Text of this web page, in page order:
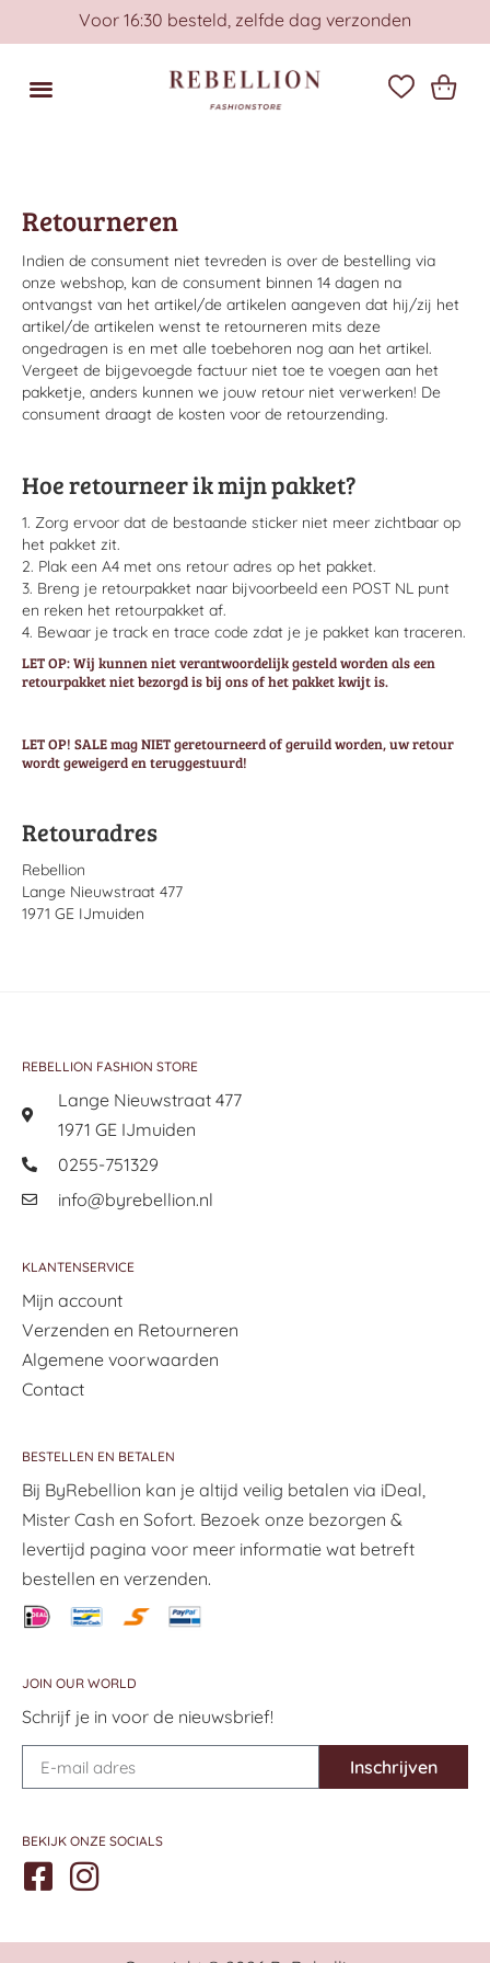
Voor 16:30 besteld, zelfde dag verzonden
Retourneren
Indien de consument niet tevreden is over de bestelling via
onze webshop, kan de consument binnen 14 dagen na
ontvangst van het artikel/de artikelen aangeven dat hij/zij het
artikel/de artikelen wenst te retourneren mits deze
ongedragen is en met alle toebehoren nog aan het artikel.
Vergeet de bijgevoegde factuur niet toe te voegen aan het
pakketje, anders kunnen we jouw retour niet verwerken! De
consument draagt de kosten voor de retourzending.
Hoe retourneer ik mijn pakket?
1. Zorg ervoor dat de bestaande sticker niet meer zichtbaar op
het pakket zit.
2. Plak een A4 met ons retour adres op het pakket.
3. Breng je retourpakket naar bijvoorbeeld een POST NL punt
en reken het retourpakket af.
4. Bewaar je track en trace code zdat je je pakket kan traceren.
LET OP: Wij kunnen niet verantwoordelijk gesteld worden als een
retourpakket niet bezorgd is bij ons of het pakket kwijt is.
LET OP! SALE mag NIET geretourneerd of geruild worden, uw retour
wordt geweigerd en teruggestuurd!
Retouradres
Rebellion
Lange Nieuwstraat 477
1971 GE IJmuiden
REBELLION FASHION STORE
Lange Nieuwstraat 477
1971 GE IJmuiden
0255-751329
info@byrebellion.nl
KLANTENSERVICE
Mijn account
Verzenden en Retourneren
Algemene voorwaarden
Contact
BESTELLEN EN BETALEN
Bij ByRebellion kan je altijd veilig betalen via iDeal,
Mister Cash en Sofort. Bezoek onze bezorgen &
levertijd pagina voor meer informatie wat betreft
bestellen en verzenden.
JOIN OUR WORLD
Schrijf je in voor de nieuwsbrief!
Inschrijven
BEKIJK ONZE SOCIALS